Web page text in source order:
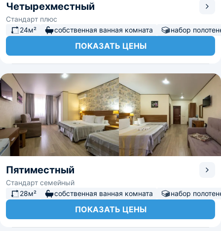
Четырехместный
Стандарт плюс
24м²
собственная ванная комната набор
ПОКАЗАТЬ ЦЕНЫ
Пятиместный
Стандарт семейный
28м²
собственная ванная комната набор
ПОКАЗАТЬ ЦЕНЫ